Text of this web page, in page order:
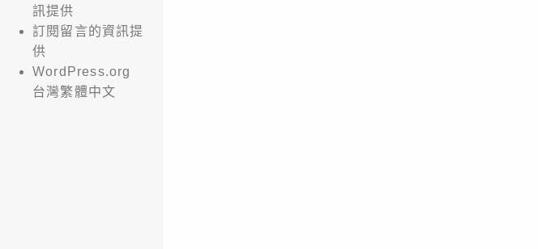
訊提供
訂閱留言的資訊提
供
WordPress.org
台灣繁體中文